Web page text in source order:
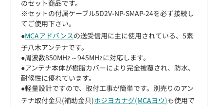
のセット商品です。
※セットの付属ケーブル5D2V-NP-SMAP-24を必ず接続し
てご使用下さい。
●MCAアドバンスの送受信用に主に使用されている、5素
子八木アンテナです。
●周波数850MHz～945MHzに対応します。
●アンテナ本体が樹脂カバーにより完全被覆され、防水、
耐候性に優れています。
●軽量設計ですので、取付工事が簡単です。別売りのアン
テナ取付金具(補助金具)ホジヨカナグ(MCAヨウ)も使用で